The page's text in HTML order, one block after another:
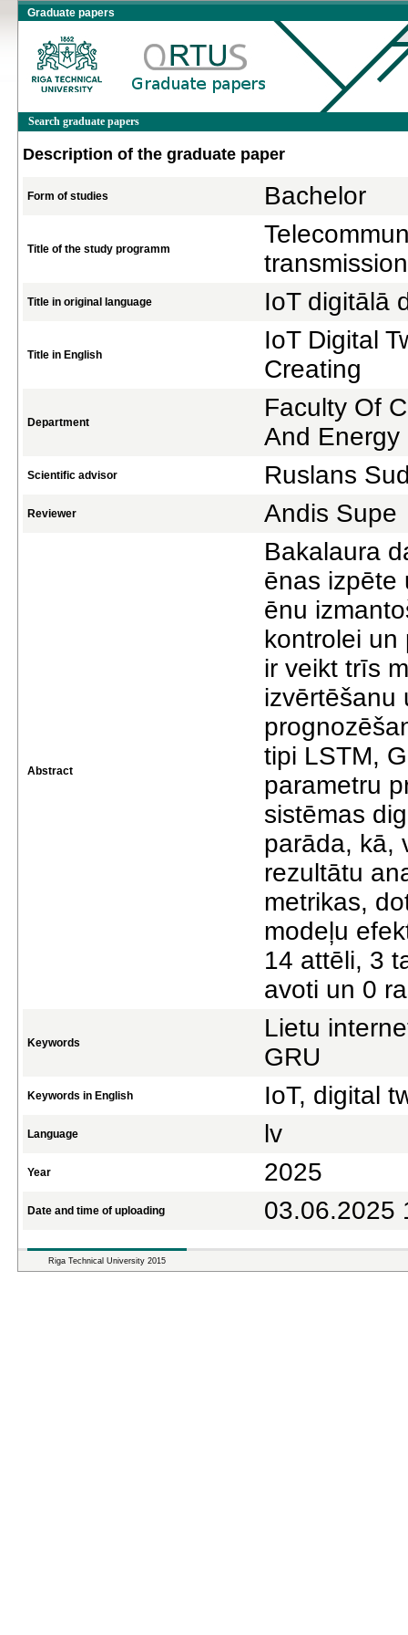
Graduate papers
Search graduate papers
Description of the graduate paper
Form of studies Bachelor
Title of the study programm
Title in original language IoT digitālā
Title in English
IoT Digital
Creating
Department
Faculty Of
And Energy
Scientific advisor Ruslans
Reviewer Andis Supe
Abstract
Bakalaura
ēnas izpēte
ēnu
kontrolei un
ir veikt trīs
izvērtēšanu
tipi LSTM,
parametru
sistēmas
parāda, kā,
rezultātu
metrikas,
modeļu
14 attēli, 3
avoti un 0
Keywords
Lietu
GRU
Keywords in English IoT, digital
Language lv
Year 2025
Date and time of uploading 03.06.2025
Riga Technical University 2015